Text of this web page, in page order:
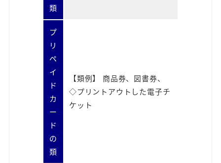
類
プ
リ
ペ
イ
ド
カ
ー
ド
の
類
【類例】 商品券、図書券、
◇プリントアウトした電子チ
ケット